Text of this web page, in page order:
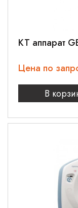
КТ аппарат
Цена по
В